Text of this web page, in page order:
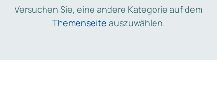
Versuchen Sie, eine andere Kategorie auf dem
Themenseite auszuwählen.